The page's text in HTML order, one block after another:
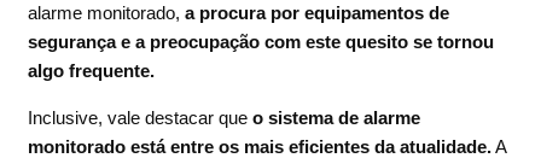
alarme monitorado, a procura por equipamentos de
segurança e a preocupação com este quesito se tornou
algo frequente.
Inclusive, vale destacar que o sistema de alarme
monitorado está entre os mais eficientes da atualidade.A